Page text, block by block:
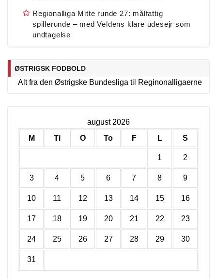
Regionalliga Mitte runde 27: målfattig
spillerunde – med Veldens klare udesejr som
undtagelse
ØSTRIGSK FODBOLD
Alt fra den Østrigske Bundesliga til Reginonalligaerne
august 2026
M
Ti O To F L S
1 2
3 4 5 6 7 8 9
10 11 12 13 14 15 16
17 18 19 20 21 22 23
24 25 26 27 28 29 30
31